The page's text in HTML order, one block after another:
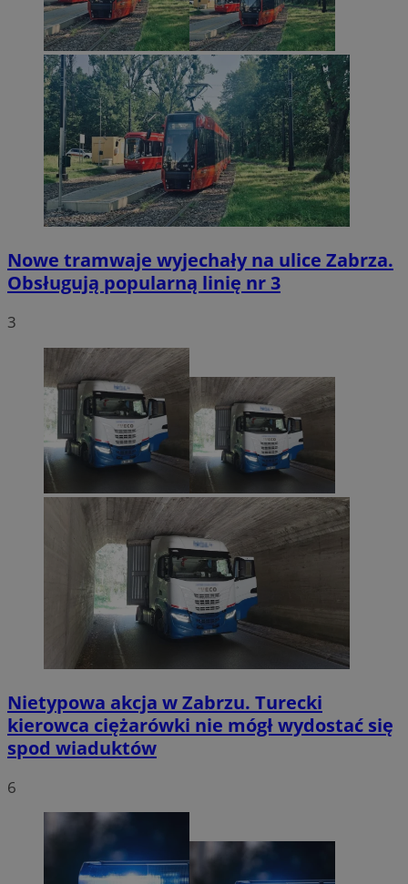
Nowe tramwaje wyjechały na ulice Zabrza.
Obsługują popularną linię nr 3
3
Nietypowa akcja w Zabrzu. Turecki
kierowca ciężarówki nie mógł wydostać się
spod wiaduktów
6